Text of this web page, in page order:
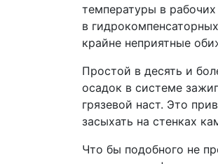
температуры в
в
крайне неприятные
Простой в десять и
осадок в системе
грязевой наст. Это
засыхать на стенках
Что бы подобного не